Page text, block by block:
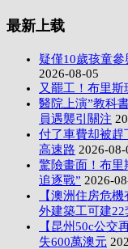
最新上载
疑僅10歲孩童
2026-08-05
又罷工！布里斯
醫院上演”教科
員遇襲引關注
付了車費却被趕
高速路 2026-08-
驚險畫面！布里
追逐戰” 2026-
【澳洲住房危
外建築工可建22
【昆州50c公交
失600萬澳元